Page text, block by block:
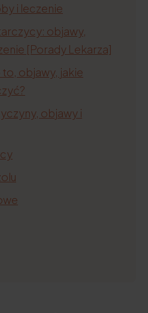
i leczenie
objawy,
[Porady Lekarza]
objawy, jakie
objawy i